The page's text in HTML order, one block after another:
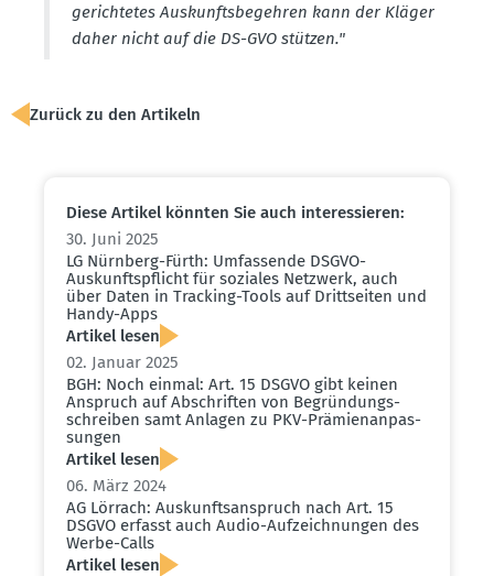
gerich­tetes Auskunfts­be­gehren kann der Kläger
daher nicht auf die DS-GVO stützen."
Zurück zu den Artikeln
Diese Artikel könnten Sie auch inter­es­sieren:
30. Juni 2025
LG Nürnberg-Fürth: Umfas­sende DSGVO-
Auskunfts­pflicht für soziales Netzwerk, auch
über Daten in Tracking-Tools auf Dritt­seiten und
Handy-Apps
Artikel lesen
02. Januar 2025
BGH: Noch einmal: Art. 15 DSGVO gibt keinen
Anspruch auf Abschriften von Begrün­dungs­
schreiben samt Anlagen zu PKV-Prämi­en­an­pas­
sungen
Artikel lesen
06. März 2024
AG Lörrach: Auskunfts­an­spruch nach Art. 15
DSGVO erfasst auch Audio-Aufzeich­nungen des
Werbe-Calls
Artikel lesen